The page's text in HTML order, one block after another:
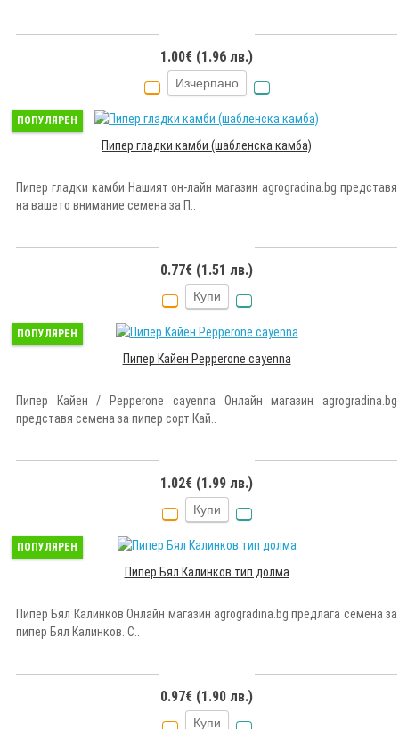
1.00€ (1.96 лв.)
Изчерпано
ПОПУЛЯРЕН
Пипер гладки камби (шабленска камба)
Пипер гладки камби Нашият он-лайн магазин agrogradina.bg представя
на вашето внимание семена за П..
0.77€ (1.51 лв.)
Купи
ПОПУЛЯРЕН
Пипер Кайен Pepperone cayenna
Пипер Кайен / Pepperone cayenna Онлайн магазин agrogradina.bg
представя семена за пипер сорт Кай..
1.02€ (1.99 лв.)
Купи
ПОПУЛЯРЕН
Пипер Бял Калинков тип долма
Пипер Бял Калинков Онлайн магазин agrogradina.bg предлага семена за
пипер Бял Калинков. С..
0.97€ (1.90 лв.)
Купи